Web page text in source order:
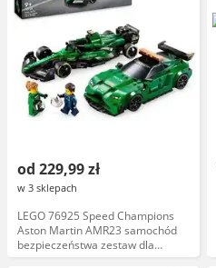
od 229,99 zł
w 3 sklepach
LEGO 76925 Speed Champions
Aston Martin AMR23 samochód
bezpieczeństwa zestaw dla
kolekcjonerów, kompatybilny z